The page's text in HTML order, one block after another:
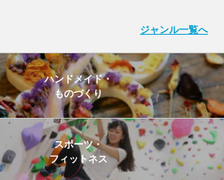
ジャンル一覧へ
ハンドメイド・
ものづくり
スポーツ・
フィットネス